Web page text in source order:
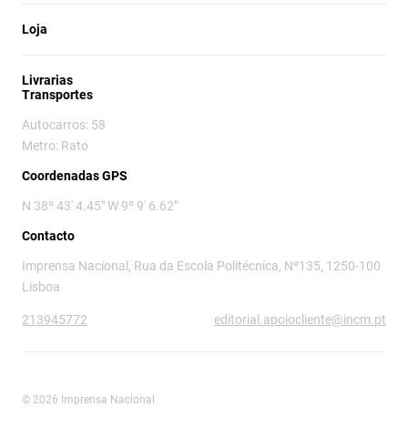
Loja
Livrarias
Transportes
Autocarros: 58
Metro: Rato
Coordenadas GPS
N 38º 43' 4.45" W 9º 9' 6.62"
Contacto
Imprensa Nacional, Rua da Escola Politécnica, Nº135, 1250-100
Lisboa
213945772 editorial.apoiocliente@incm.pt
© 2026 Imprensa Nacional